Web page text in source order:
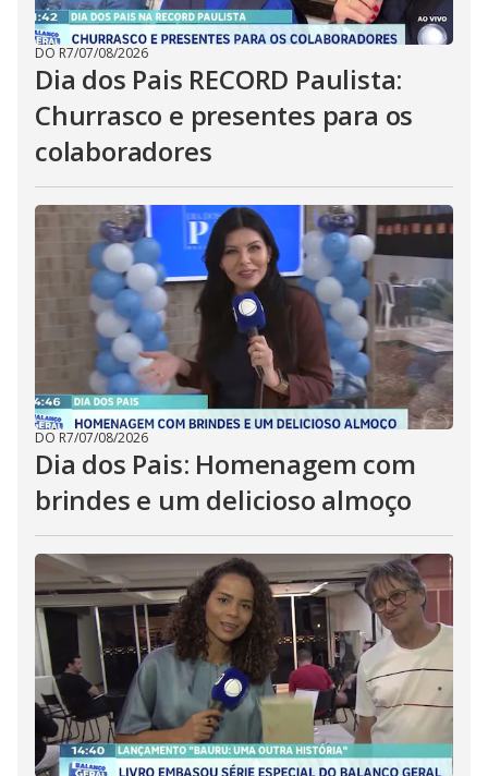
DO R7/07/08/2026
Dia dos Pais RECORD Paulista:
Churrasco e presentes para os
colaboradores
DO R7/07/08/2026
Dia dos Pais: Homenagem com
brindes e um delicioso almoço